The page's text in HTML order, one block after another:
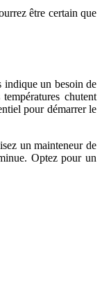
être certain que
indique un besoin de
chutent
pour démarrer le
un mainteneur de
Optez pour un